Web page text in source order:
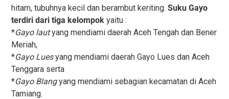
hitam, tubuhnya kecil dan berambut keriting. Suku Gayo
terdiri dari tiga kelompok yaitu :
*Gayo lautyang mendiami daerah Aceh Tengah dan Bener
Meriah,
*Gayo Luesyang mendiami daerah Gayo Lues dan Aceh
Tenggara serta
*Gayo Blangyang mendiami sebagian kecamatan di Aceh
Tamiang.